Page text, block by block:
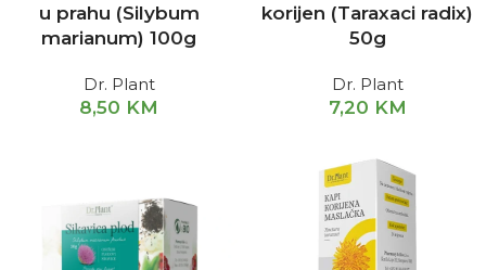
u prahu (Silybum
marianum) 100g
Dr. Plant
8,50 KM
korijen (Taraxaci radix)
50g
Dr. Plant
7,20 KM